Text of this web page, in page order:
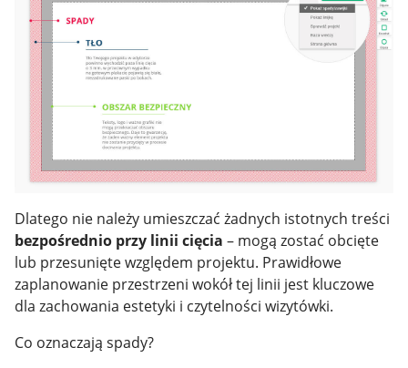
Dlatego nie należy umieszczać żadnych istotnych treści
bezpośrednio przy linii cięcia – mogą zostać obcięte
lub przesunięte względem projektu. Prawidłowe
zaplanowanie przestrzeni wokół tej linii jest kluczowe
dla zachowania estetyki i czytelności wizytówki.
Co oznaczają spady?